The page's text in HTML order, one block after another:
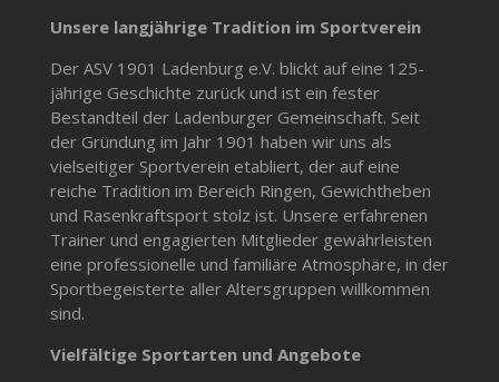
Unsere langjährige Tradition im Sportverein
Der ASV 1901 Ladenburg e.V. blickt auf eine 125-
jährige Geschichte zurück und ist ein fester
Bestandteil der Ladenburger Gemeinschaft. Seit
der Gründung im Jahr 1901 haben wir uns als
vielseitiger Sportverein etabliert, der auf eine
reiche Tradition im Bereich Ringen, Gewichtheben
und Rasenkraftsport stolz ist. Unsere erfahrenen
Trainer und engagierten Mitglieder gewährleisten
eine professionelle und familiäre Atmosphäre, in der
Sportbegeisterte aller Altersgruppen willkommen
sind.
Vielfältige Sportarten und Angebote